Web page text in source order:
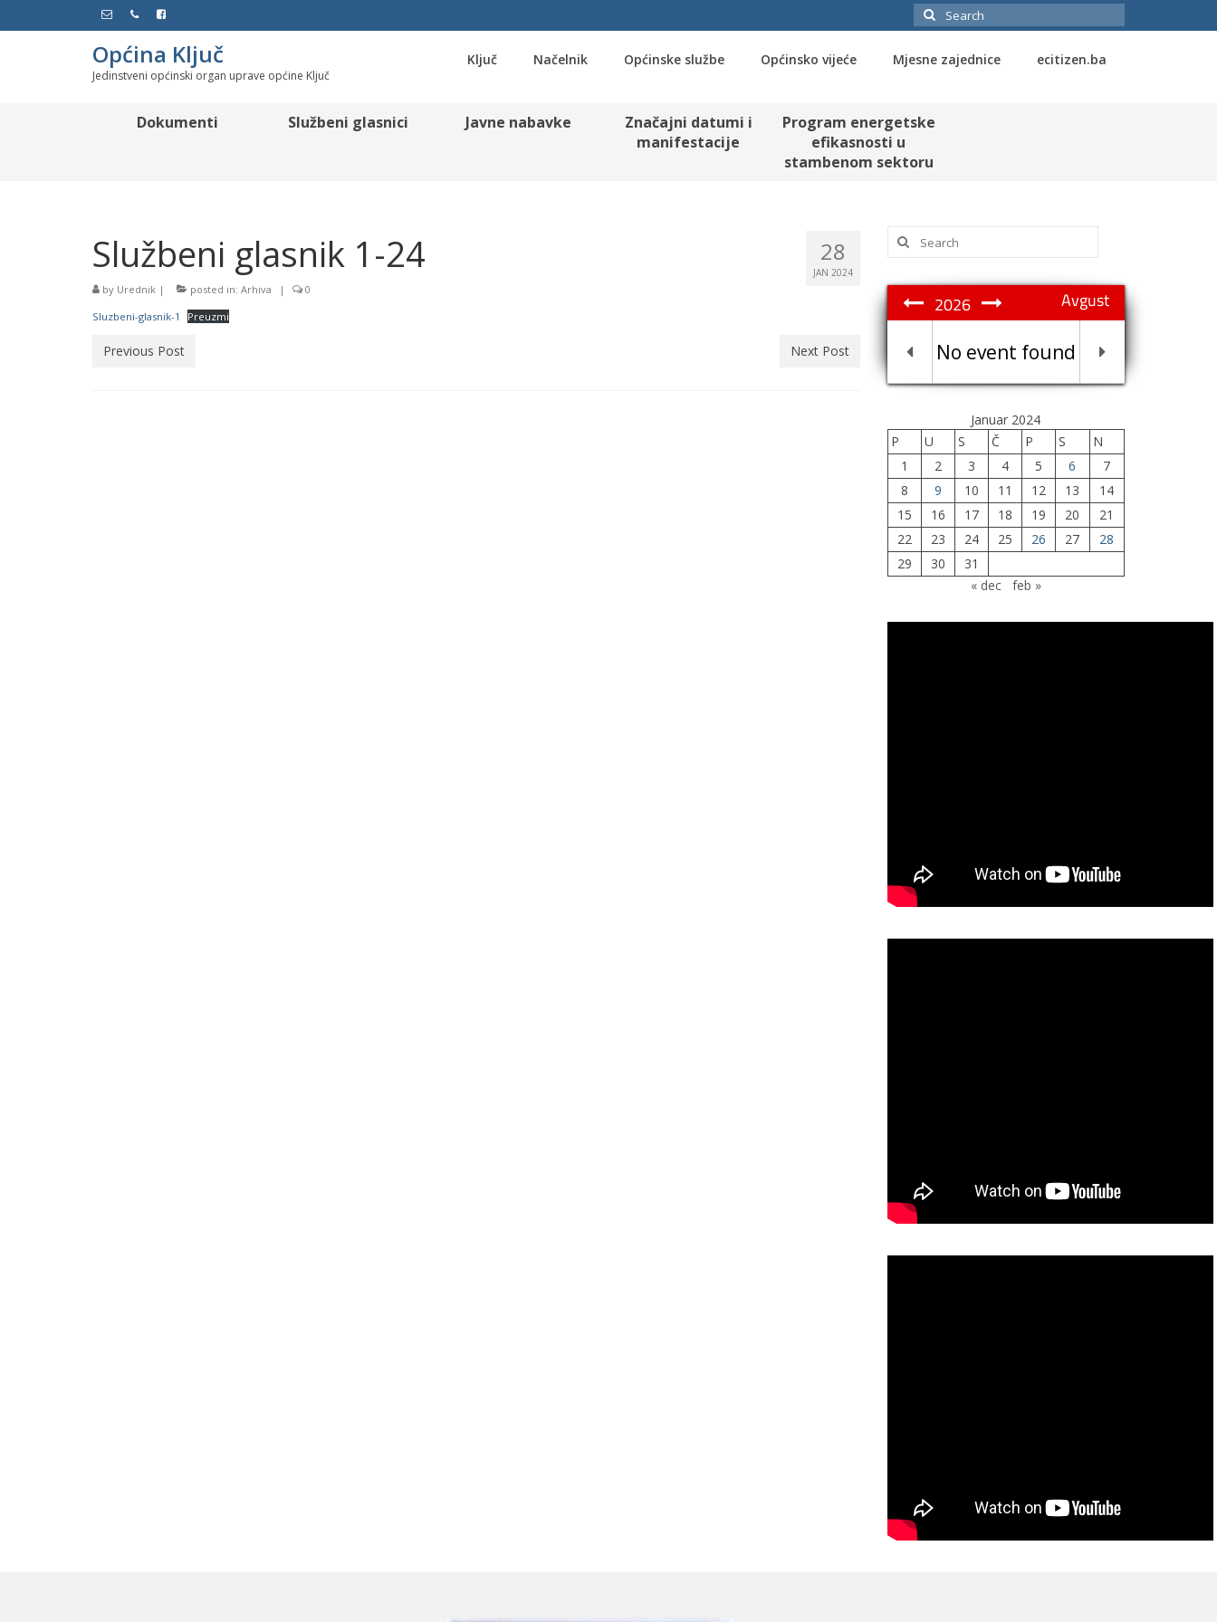
Search
for:
Općina Ključ
Jedinstveni općinski organ uprave općine Ključ
Ključ Načelnik Općinske službe Općinsko vijeće Mjesne zajednice ecitizen.ba
Dokumenti Službeni glasnici Javne nabavke
Značajni datumi i
manifestacije
Program energetske
efikasnosti u
stambenom sektoru
28
JAN 2024
Službeni glasnik 1-24
by Urednik | posted in: Arhiva |
0
Sluzbeni-glasnik-1
Preuzmi
Previous Post Next Post
Search
for:
Avgust
2026
No event found
Januar 2024
P
U S Č P S
N
1
2 3 4 5 6
7
8
9 10 11 12 13
14
15
16 17 18 19 20
21
22
23 24 25 26 27
28
29
30
31
« dec
feb »